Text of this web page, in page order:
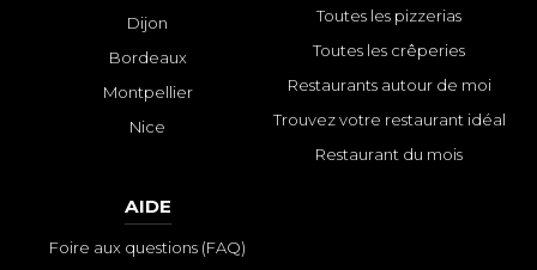
Dijon
Bordeaux
Montpellier
Nice
Toutes les pizzerias
Toutes les crêperies
Restaurants autour de moi
Trouvez votre restaurant idéal
Restaurant du mois
AIDE
Foire aux questions (FAQ)